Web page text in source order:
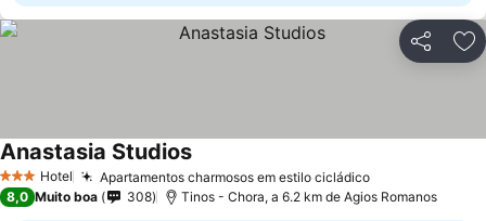
Partilhar
3 EstrelasHotel Apartamentos charmosos em estilo cicládico
Anastasia Studios
8,0 Muito boa 308 Tinos - Chora, a 6.2 km de Agios Romanos